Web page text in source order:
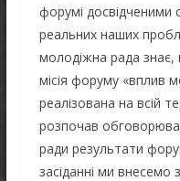
форумі досвідченими
реальних наших
молодіжна рада
місія форуму «вплив
реалізована на всій
розпочав
ради результати
засіданні ми внесемо